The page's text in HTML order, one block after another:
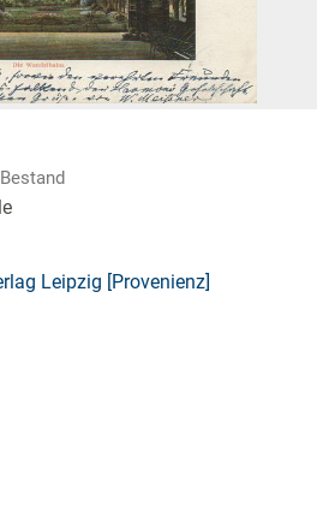
Leipzig [Provenienz]